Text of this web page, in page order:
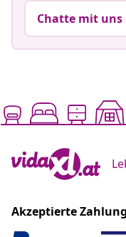
Chatte mit uns
Akzeptierte